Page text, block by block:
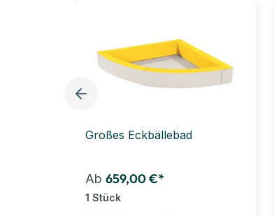
Großes Eckbällebad
Ab 659,00 €*
1 Stück